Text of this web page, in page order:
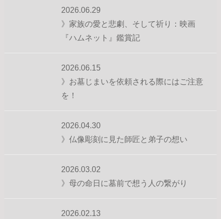
2026.06.29
》家族の愛と悲劇、そして祈り：映画
『ハムネット』鑑賞記
2026.06.15
》お墓じまいを依頼される際にはご注意
を！
2026.04.30
》仏像彫刻に見た師匠と弟子の想い
2026.03.02
》母の命日に墓前で想う人の繋がり
2026.02.13